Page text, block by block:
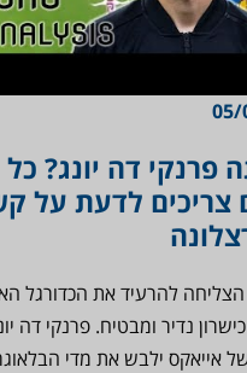
05/
פרנקי דה יונג?
לדעת על
להרעיד את הכדורגל
נדיר ומבטיח. פרנקי דה
ה-21 של אייאקס ילבש את מדי